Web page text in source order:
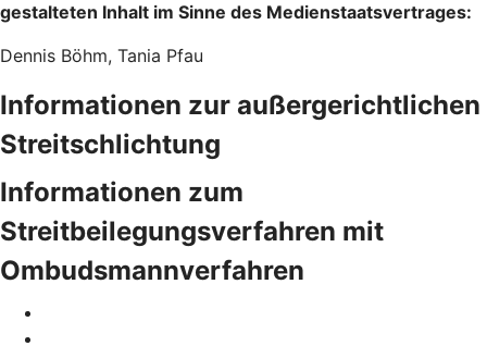
gestalteten Inhalt im Sinne des Medienstaatsvertrages:
Dennis Böhm, Tania Pfau
Informationen zur außergerichtlichen
Streitschlichtung
Informationen zum
Streitbeilegungsverfahren mit
Ombudsmannverfahren